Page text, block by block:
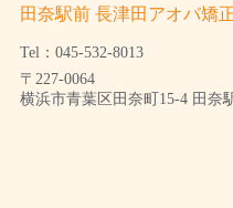
田奈駅前 長津田アオバ矯
Tel：045-532-8013
〒227-0064
横浜市青葉区田奈町15-4 田奈